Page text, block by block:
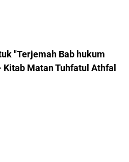
"Terjemah Bab hukum
Kitab Matan Tuhfatul Athfal